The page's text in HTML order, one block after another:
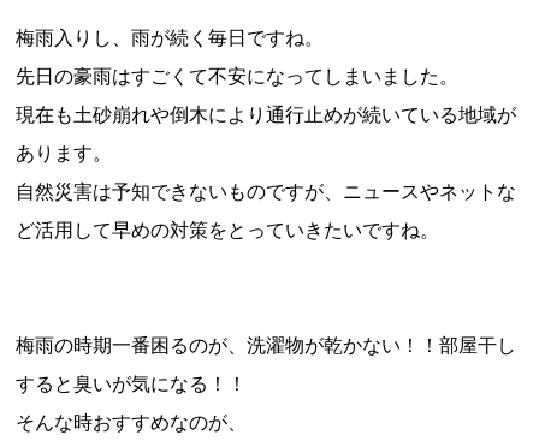
梅雨入りし、雨が続く毎日ですね。
先日の豪雨はすごくて不安になってしまいました。
現在も土砂崩れや倒木により通行止めが続いている地域が
あります。
自然災害は予知できないものですが、ニュースやネットな
ど活用して早めの対策をとっていきたいですね。
梅雨の時期一番困るのが、洗濯物が乾かない！！部屋干し
すると臭いが気になる！！
そんな時おすすめなのが、